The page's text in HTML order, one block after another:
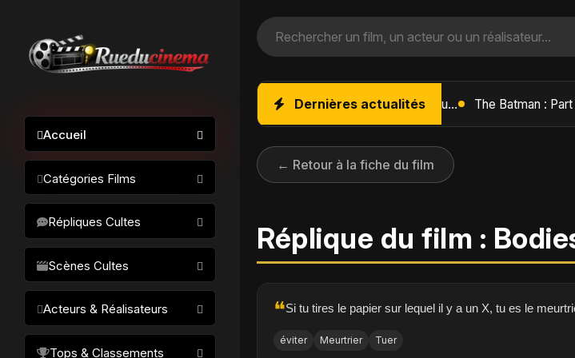
Accueil
Catégories Films
Science-fiction
Drame / Thriller
Comédie/humour
Horreur
Fantastique
Répliques Cultes
Scènes Cultes
Acteurs & Réalisateurs
Tops & Classements
Dernières actualités L'Âge de Glace : Le Réveil du Volcan – Manny, Sid et Diego de retour pour une aventure explosive
← Retour à la fiche du film
Réplique du film :
❝Si tu tires le papier sur lequel il y a un X, tu es le
éviter Meurtrier Tuer